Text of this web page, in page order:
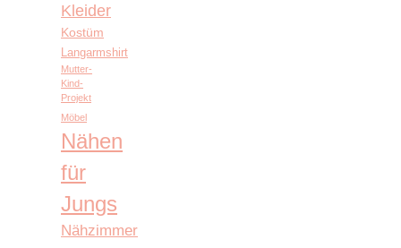
Kleider
Kostüm
Langarmshirt
Mutter-
Kind-
Projekt
Möbel
Nähen
für
Jungs
Nähzimmer